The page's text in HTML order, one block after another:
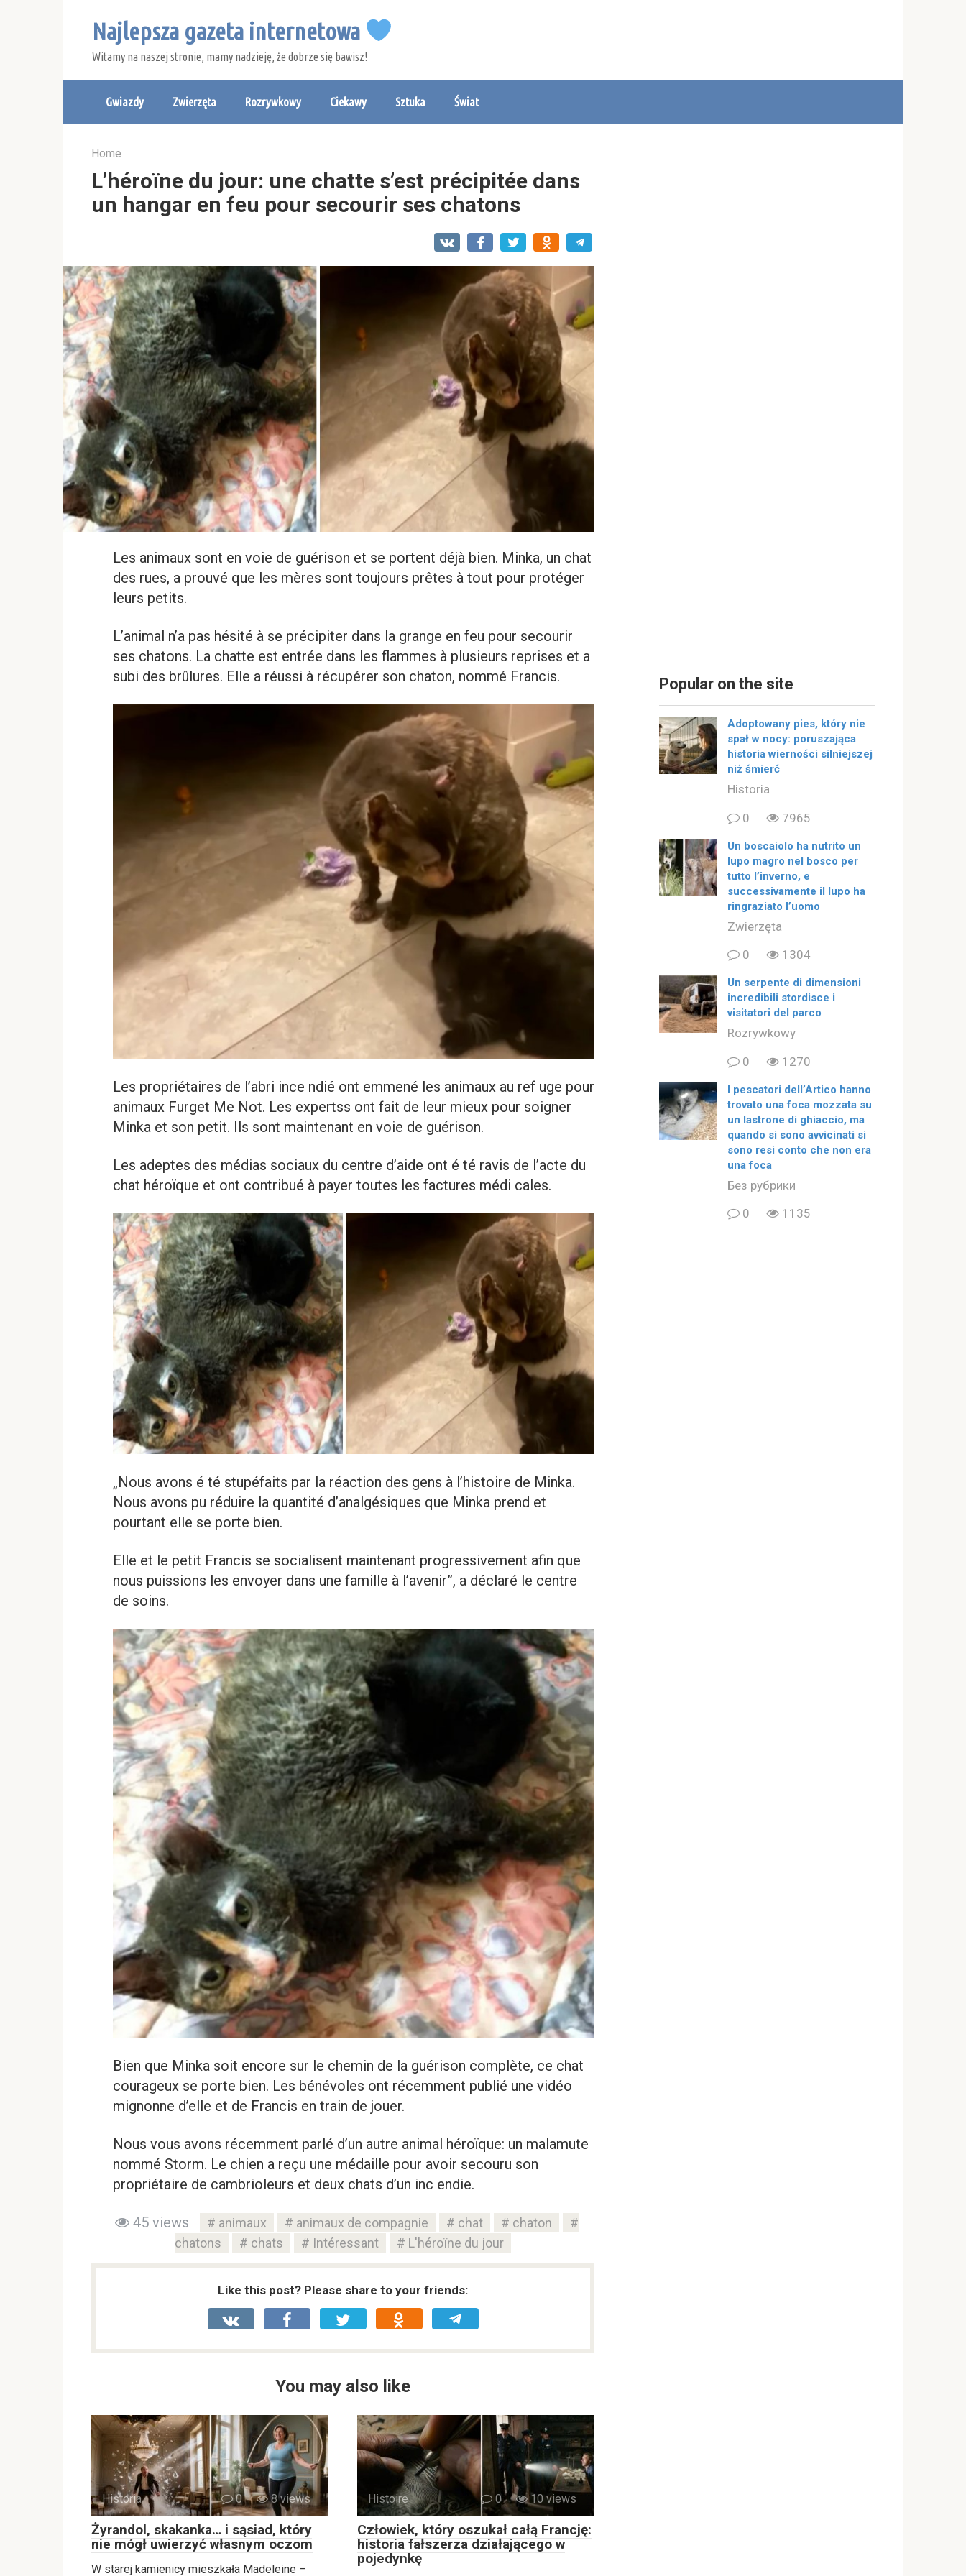
Najlepsza gazeta internetowa
Witamy na naszej stronie, mamy nadzieję, że dobrze się bawisz!
Gwiazdy Zwierzęta Rozrywkowy Ciekawy Sztuka Świat
Home
L’héroïne du jour: une chatte s’est précipitée dans
un hangar en feu pour secourir ses chatons
Les animaux sont en voie de guérison et se portent déjà bien. Minka, un chat
des rues, a prouvé que les mères sont toujours prêtes à tout pour protéger
leurs petits.
L’animal n’a pas hésité à se précipiter dans la grange en feu pour secourir
ses chatons. La chatte est entrée dans les flammes à plusieurs reprises et a
subi des brûlures. Elle a réussi à récupérer son chaton, nommé Francis.
Les propriétaires de l’abri ince ndié ont emmené les animaux au ref uge pour
animaux Furget Me Not. Les expertss ont fait de leur mieux pour soigner
Minka et son petit. Ils sont maintenant en voie de guérison.
Les adeptes des médias sociaux du centre d’aide ont é té ravis de l’acte du
chat héroïque et ont contribué à payer toutes les factures médi cales.
„Nous avons é té stupéfaits par la réaction des gens à l’histoire de Minka.
Nous avons pu réduire la quantité d’analgésiques que Minka prend et
pourtant elle se porte bien.
Elle et le petit Francis se socialisent maintenant progressivement afin que
nous puissions les envoyer dans une famille à l’avenir”, a déclaré le centre
de soins.
Bien que Minka soit encore sur le chemin de la guérison complète, ce chat
courageux se porte bien. Les bénévoles ont récemment publié une vidéo
mignonne d’elle et de Francis en train de jouer.
Nous vous avons récemment parlé d’un autre animal héroïque: un malamute
nommé Storm. Le chien a reçu une médaille pour avoir secouru son
propriétaire de cambrioleurs et deux chats d’un inc endie.
45 views animaux animaux de compagnie chat
chaton
chatons
chats Intéressant L'héroïne du jour
Like this post? Please share to your friends:
You may also like
Historia 0 8 views
Żyrandol, skakanka… i sąsiad, który
nie mógł uwierzyć własnym oczom
W starej kamienicy mieszkała Madeleine –
Histoire 0 10 views
Człowiek, który oszukał całą Francję:
historia fałszerza działającego w
pojedynkę
Popular on the site
Adoptowany pies, który nie
spał w nocy: poruszająca
historia wierności silniejszej
niż śmierć
Historia
0
7965
Un boscaiolo ha nutrito un
lupo magro nel bosco per
tutto l’inverno, e
successivamente il lupo ha
ringraziato l’uomo
Zwierzęta
0
1304
Un serpente di dimensioni
incredibili stordisce i
visitatori del parco
Rozrywkowy
0
1270
I pescatori dell’Artico hanno
trovato una foca mozzata su
un lastrone di ghiaccio, ma
quando si sono avvicinati si
sono resi conto che non era
una foca
Без рубрики
0
1135